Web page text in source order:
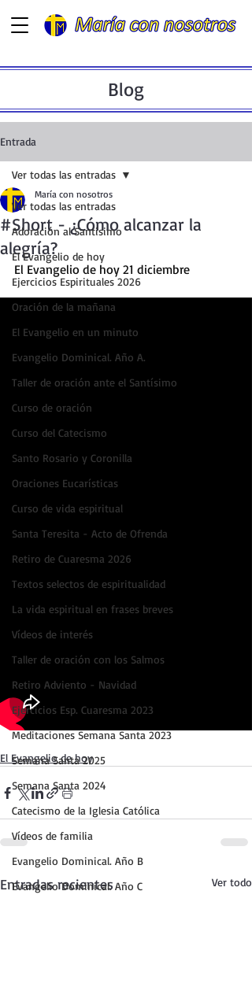
Blog
Entrada
Ver todas las entradas
Adoración al Santísimo
El Evangelio de hoy
Ejercicios Espirituales 2026
Oración de la mañana
El Evangelio en un minuto
Evangelio Dominical. Año A.
Taller de oración ante el Santísimo
Curso de oración
Curso del Catecismo
Santo Rosario y Coronilla
Oraciones Eucarísticas
Curso de vida espiritual
Santa Teresita - Acto de Ofrenda
Retiro de Cuaresma 2026
Textos selectos de espiritualidad
La vida espiritual en frases breves
Vídeos de interés
Taller de oración con los Salmos
Retiro Adviento - Navidad
Ejercicios Esp. Cuaresma 2023
Meditaciones Semana Santa 2023
Semana Santa 2025
Semana Santa 2024
Catecismo de la Iglesia Católica
Vídeos de familia
Evangelio Dominical. Año B
Evangelio Dominical. Año C
Ver todas las entradas
#Short - ¿Cómo alcanzar la
alegría?
María con nosotros
El Evangelio de hoy 21 diciembre
El Evangelio de hoy
Entradas recientes Ver todo